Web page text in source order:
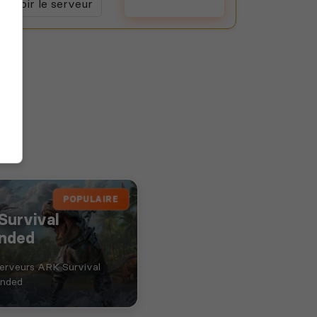
Voir le serveur
POPULAIRE
ARK Survival